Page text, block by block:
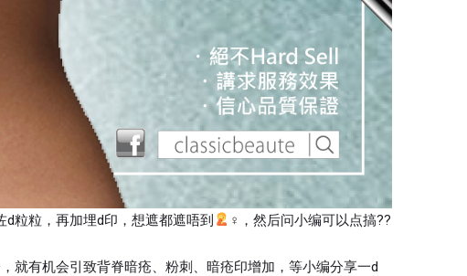
粒粒，再加埋d印，想遮都遮唔到 ‍♀，然后问小编可以点搞??
就有机会引致背脊暗疮、粉刺、暗疮印增加，等小编分享一d